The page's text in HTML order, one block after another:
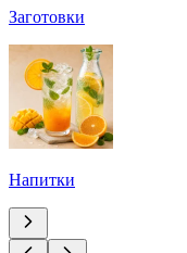
Заготовки
Напитки